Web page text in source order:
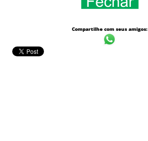
Compartilhe com seus amigos: